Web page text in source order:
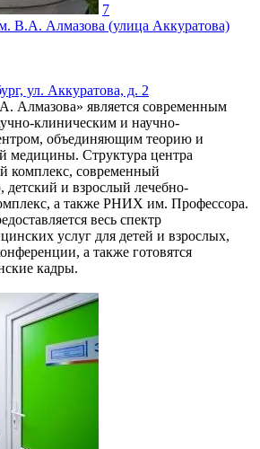
7
Алмазова (улица Аккуратова)
ул. Аккуратова, д. 2
является современным
клиническим и научно-
объединяющим теорию и
медицины. Структура центра
комплекс, современный
детский и взрослый лечебно-
а также РНИХ им. Профессора.
весь спектр
услуг для детей и взрослых,
а также готовятся
кадры.